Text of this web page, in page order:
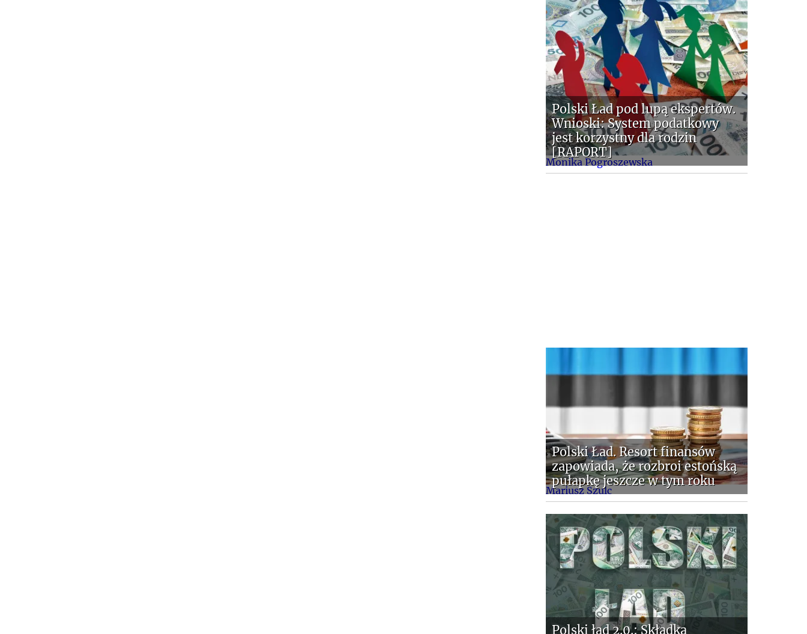
Monika Pogroszewska
Polski Ład pod lupą ekspertów.
Wnioski: System podatkowy
jest korzystny dla rodzin
[RAPORT]
Mariusz Szulc
Polski Ład. Resort finansów
zapowiada, że rozbroi estońską
pułapkę jeszcze w tym roku
Polski ład 2.0.: Składka